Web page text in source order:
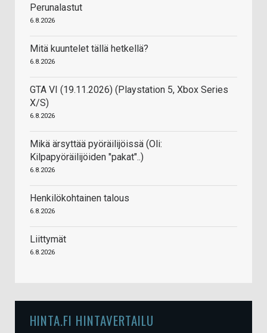
Perunalastut
6.8.2026
Mitä kuuntelet tällä hetkellä?
6.8.2026
GTA VI (19.11.2026) (Playstation 5, Xbox Series
X/S)
6.8.2026
Mikä ärsyttää pyöräilijöissä (Oli:
Kilpapyöräilijöiden "pakat"..)
6.8.2026
Henkilökohtainen talous
6.8.2026
Liittymät
6.8.2026
HINTA.FI HINTAVERTAILU